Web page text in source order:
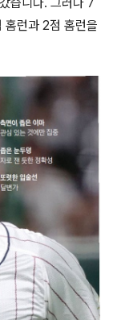
홈런과 2점 홈런을